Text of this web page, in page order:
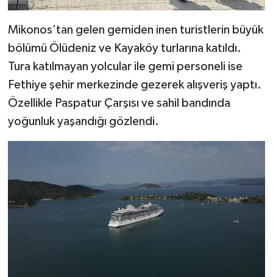
Mikonos’tan gelen gemiden inen turistlerin büyük
bölümü Ölüdeniz ve Kayaköy turlarına katıldı.
Tura katılmayan yolcular ile gemi personeli ise
Fethiye şehir merkezinde gezerek alışveriş yaptı.
Özellikle Paspatur Çarşısı ve sahil bandında
yoğunluk yaşandığı gözlendi.